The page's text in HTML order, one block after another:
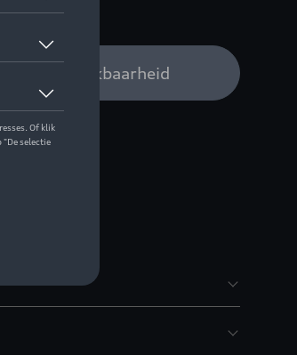
voor beschikbaarheid